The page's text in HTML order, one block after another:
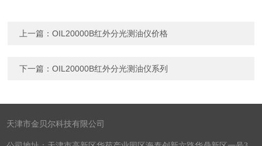
上一篇：OIL20000B红外分光测油仪价格
下一篇：OIL20000B红外分光测油仪系列
天津市金贝尔科技有限公司